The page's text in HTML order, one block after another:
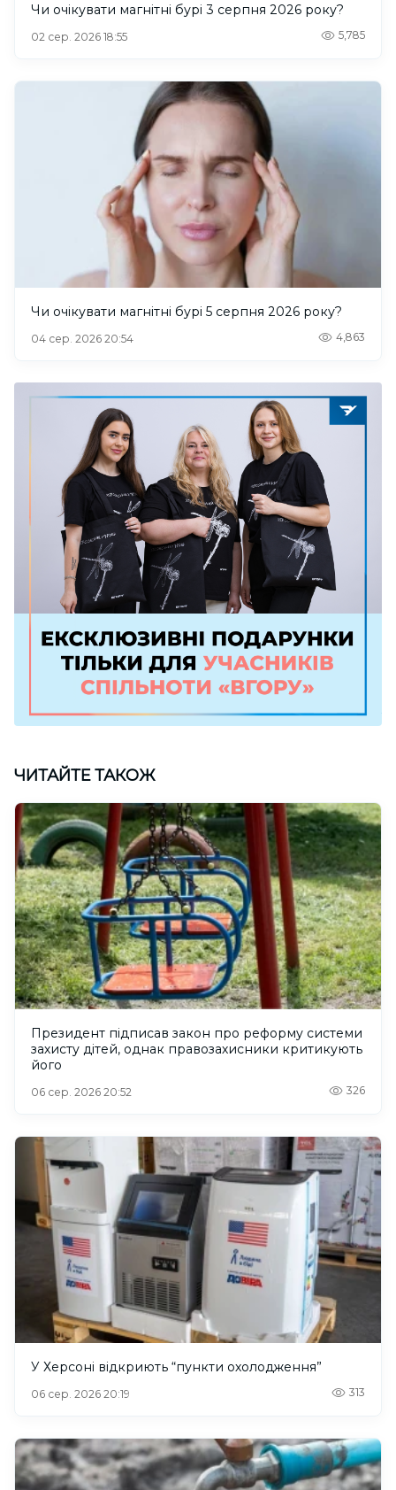
Чи очікувати магнітні бурі 3 серпня 2026 року?
02 сер. 2026 18:55 5,785
Чи очікувати магнітні бурі 5 серпня 2026 року?
04 сер. 2026 20:54 4,863
ЧИТАЙТЕ ТАКОЖ
Президент підписав закон про реформу системи
захисту дітей, однак правозахисники критикують
його
06 сер. 2026 20:52 326
У Херсоні відкриють “пункти охолодження”
06 сер. 2026 20:19 313